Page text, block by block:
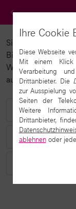
Zurück
Sie können sich
Bildschirm Ihres
Wählen Sie
aus.
Beschreibung für
Beschreibung für
Ihre Cookie
Diese Webseite
Mit einem Klick
Verarbeitung
Drittanbieter. Die
zur Ausspielung
Seiten der
Weitere
Drittanbieter,
ablehnenoder